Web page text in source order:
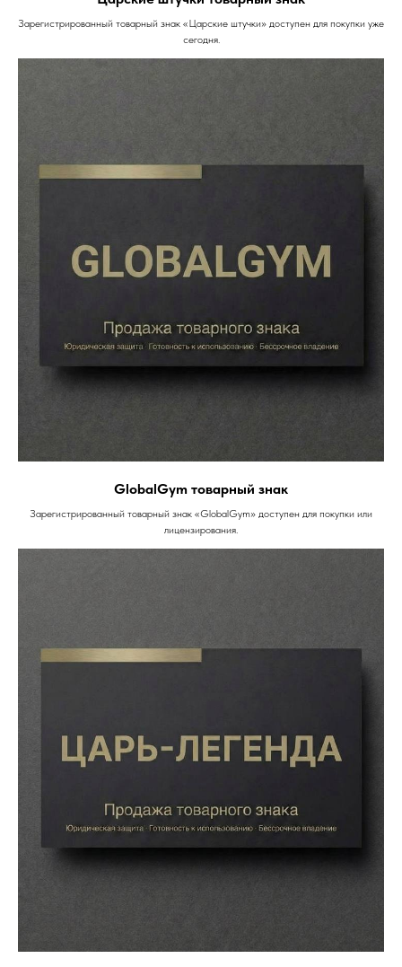
Зарегистрированный товарный знак «Царские штучки» доступен для покупки уже
сегодня.
GlobalGym товарный знак
Зарегистрированный товарный знак «GlobalGym» доступен для покупки или
лицензирования.